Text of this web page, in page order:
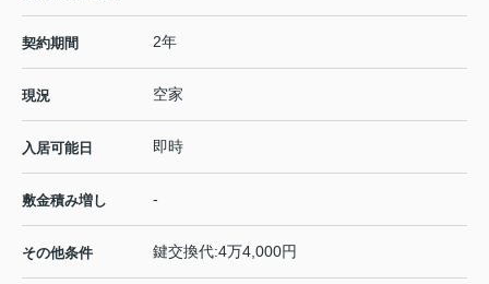
契約期間 2年
現況 空家
入居可能日 即時
敷金積み増し -
その他条件 鍵交換代:4万4,000円